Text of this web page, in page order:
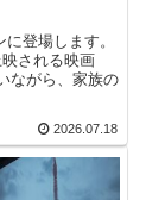
登場します。
される映画
ながら、家族の
2026.07.18